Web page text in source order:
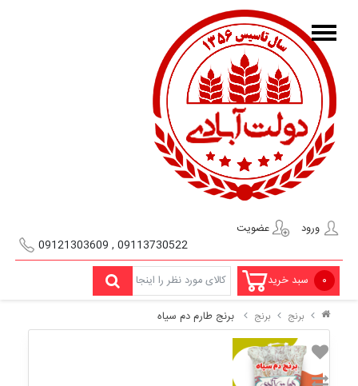
ورود
عضویت
09113730522 , 09121303609
۰ سبد خرید
برنج برنج برنج طارم دم سیاه